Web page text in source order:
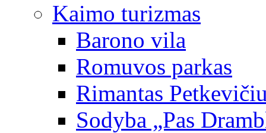
Kaimo turizmas
Barono vila
Romuvos parkas
Rimantas
Sodyba „Pas